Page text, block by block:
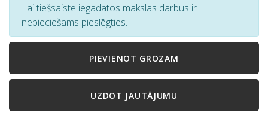
Lai tiešsaistē iegādātos mākslas darbus ir
nepieciešams pieslēgties.
PIEVIENOT GROZAM
UZDOT JAUTĀJUMU